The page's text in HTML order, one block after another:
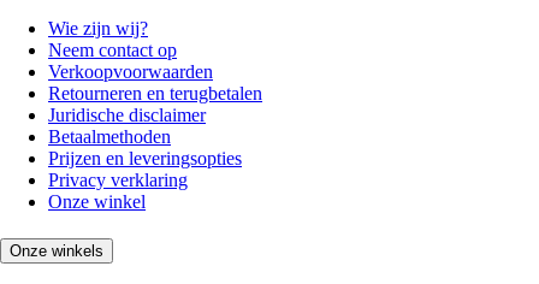
Wie zijn wij?
Neem contact op
Verkoopvoorwaarden
Retourneren en terugbetalen
Juridische disclaimer
Betaalmethoden
Prijzen en leveringsopties
Privacy verklaring
Onze winkel
Onze winkels